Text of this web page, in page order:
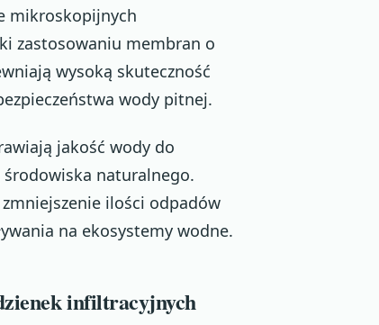
mikroskopijnych
zastosowaniu membran o
wysoką skuteczność
wody pitnej.
jakość wody do
środowiska naturalnego.
ilości odpadów
na ekosystemy wodne.
infiltracyjnych